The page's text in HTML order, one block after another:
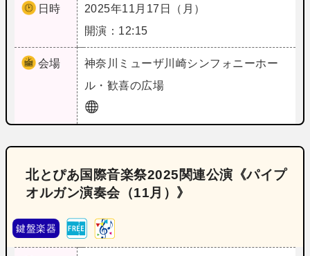
日時
2025年11月17日（月）
開演：12:15
会場 神奈川
ミューザ川崎シンフォニーホー
ル・歓喜の広場
北とぴあ国際音楽祭2025関連公演《パイプ
オルガン演奏会（11月）》
鍵盤楽器